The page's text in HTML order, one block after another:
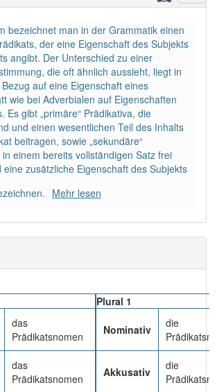
10
-prädikatsnomen: 1
-prädikatsnomenaber mit einem
das: 0
häufig verwendet im Bereich
bezeichnet man in der Grammatik einen
der eine Eigenschaft des Subjekts
angibt. Der Unterschied zu einer
die oft ähnlich aussieht, liegt in
auf eine Eigenschaft eines
wie bei Adverbialen auf Eigenschaften
Es gibt „primäre“ Prädikativa, die
und einen wesentlichen Teil des Inhalts
beitragen, sowie „sekundäre“
einem bereits vollständigen Satz frei
eine zusätzliche Eigenschaft des Subjekts
Mehr lesen
das
Prädikatsnomen
das
Prädikatsnomen
Plural 1
Nominativ
die
Akkusativ
die